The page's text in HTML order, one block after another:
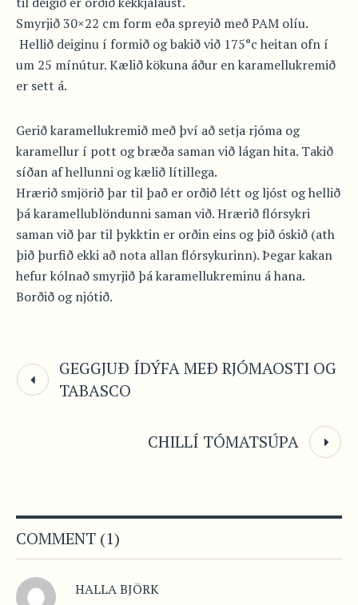
Smyrjið 30×22 cm form eða spreyið með PAM olíu.
Hellið deiginu í formið og bakið við 175°c heitan ofn í
um 25 mínútur. Kælið kökuna áður en karamellukremið
er sett á.
Gerið karamellukremið með því að setja rjóma og
karamellur í pott og bræða saman við lágan hita. Takið
síðan af hellunni og kælið lítillega.
Hrærið smjörið þar til það er orðið létt og ljóst og hellið
þá karamellublöndunni saman við. Hrærið flórsykri
saman við þar til þykktin er orðin eins og þið óskið (ath
þið þurfið ekki að nota allan flórsykurinn). Þegar kakan
hefur kólnað smyrjið þá karamellukreminu á hana.
Borðið og njótið.
GEGGJUÐ ÍDÝFA MEÐ RJÓMAOSTI OG
TABASCO
CHILLÍ TÓMATSÚPA
COMMENT (1)
HALLA BJÖRK